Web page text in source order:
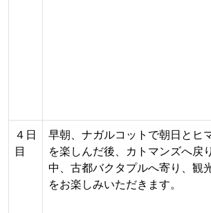
４日
目
早朝、ナガルコットで朝日とヒ
を楽しんだ後、カトマンズへ戻
中、古都バクタプルへ寄り、観
をお楽しみいただきます。